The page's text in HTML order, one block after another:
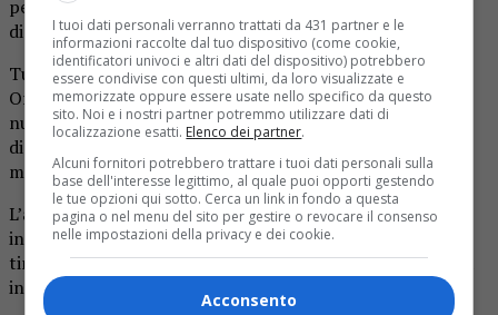
persone a sviluppo tipico sia per quelle in condizione di
disabilità.
Tutti i percorsi sono realizzati nella piscina di Cascina
Oremo, inaugurata a gennaio 2024 e hanno coinvolto
numerose classi, permettendo a bambini senza e con
disabilità di partecipare insieme a sessioni di attività
motoria in acqua.
L’attività degli InclusiOne si sviluppa attraverso otto
incontri, ognuno dei quali è strutturato con un “Circle
time” iniziale, momento del cambio in spogliatoio, attività
in acqua, cambio in spogliatoio e Circle time finale.
I tuoi dati personali verranno trattati da 431 partner e le
informazioni raccolte dal tuo dispositivo (come cookie,
identificatori univoci e altri dati del dispositivo) potrebbero
essere condivise con questi ultimi, da loro visualizzate e
memorizzate oppure essere usate nello specifico da questo
sito. Noi e i nostri partner potremmo utilizzare dati di
localizzazione esatti. Elenco dei partner.
Alcuni fornitori potrebbero trattare i tuoi dati personali sulla
base dell'interesse legittimo, al quale puoi opporti gestendo
le tue opzioni qui sotto. Cerca un link in fondo a questa
pagina o nel menu del sito per gestire o revocare il consenso
nelle impostazioni della privacy e dei cookie.
Acconsento